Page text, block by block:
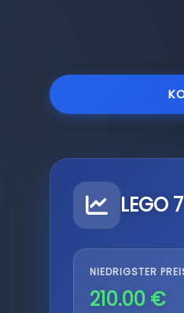
LEGO
NIEDRIGSTER
210.00 €